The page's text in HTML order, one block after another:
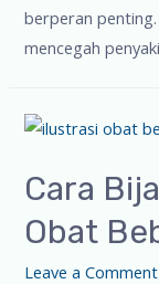
berperan
mencegah
Cara
Obat
Leave a Comment